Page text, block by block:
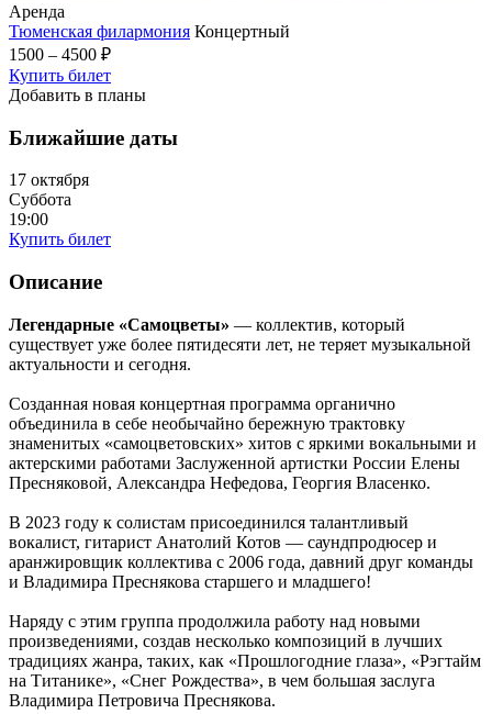
Аренда
Тюменская филармония Концертный
1500 – 4500 ₽
Купить билет
Добавить в планы
Ближайшие даты
17 октября
Суббота
19:00
Купить билет
Описание
Легендарные «Самоцветы» — коллектив, который
существует уже более пятидесяти лет, не теряет музыкальной
актуальности и сегодня.
Созданная новая концертная программа органично
объединила в себе необычайно бережную трактовку
знаменитых «самоцветовских» хитов с яркими вокальными и
актерскими работами Заслуженной артистки России Елены
Пресняковой, Александра Нефедова, Георгия Власенко.
В 2023 году к солистам присоединился талантливый
вокалист, гитарист Анатолий Котов — саундпродюсер и
аранжировщик коллектива с 2006 года, давний друг команды
и Владимира Преснякова старшего и младшего!
Наряду с этим группа продолжила работу над новыми
произведениями, создав несколько композиций в лучших
традициях жанра, таких, как «Прошлогодние глаза», «Рэгтайм
на Титанике», «Снег Рождества», в чем большая заслуга
Владимира Петровича Преснякова.